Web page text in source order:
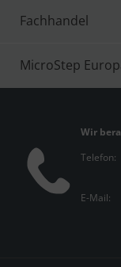
Fachhandel
MicroStep
Wir
Telefon:
E-Mail: